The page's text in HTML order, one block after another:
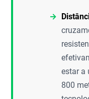
estar a
800